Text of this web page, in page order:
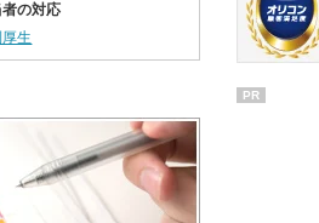
の対応
生
PR